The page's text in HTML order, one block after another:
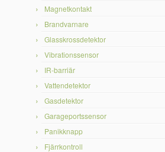
Magnetkontakt
Brandvarnare
Glasskrossdetektor
Vibrationssensor
IR-barriär
Vattendetektor
Gasdetektor
Garageportssensor
Panikknapp
Fjärrkontroll